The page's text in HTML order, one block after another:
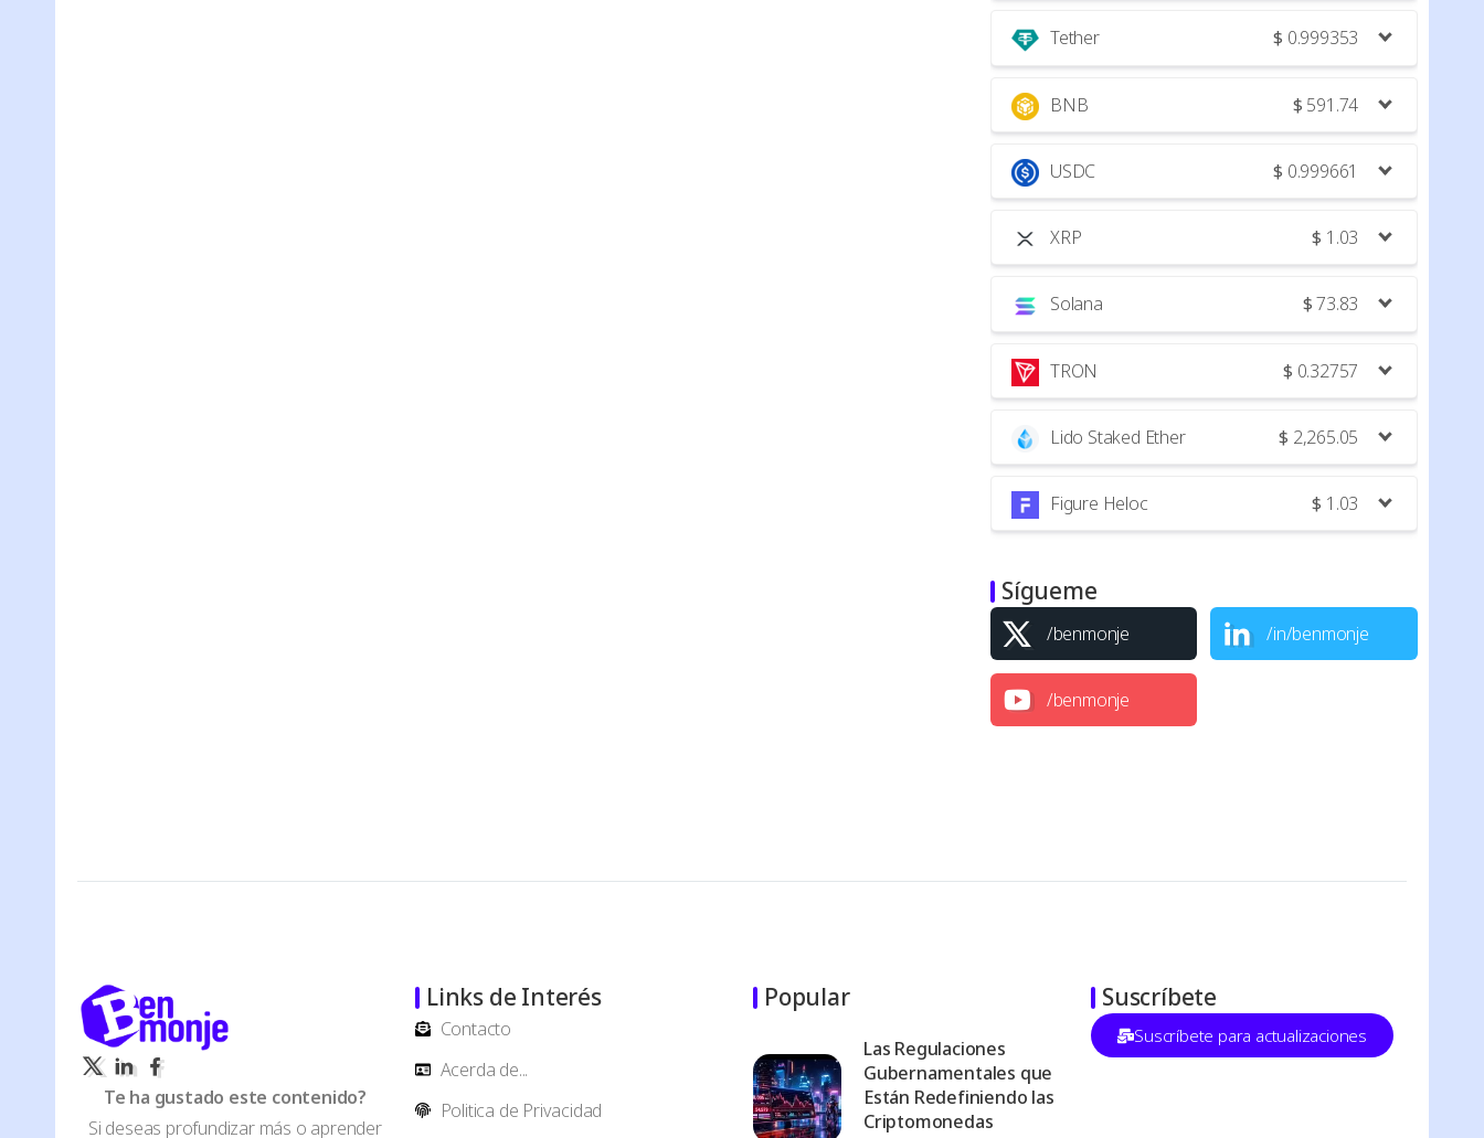
Tether $ 0.999353
BNB $ 591.74
USDC $ 0.999661
XRP $ 1.03
Solana $73.83
TRON $ 0.32757
Lido Staked Ether $ 2,265.05
Figure Heloc $ 1.03
Sígueme
/benmonje /in/benmonje
/benmonje
Te ha gustado este contenido?
Si deseas profundizar más o aprender
Links de Interés
Contacto
Acerda de...
Politica de Privacidad
Popular
Las Regulaciones
Gubernamentales que
Están Redefiniendo las
Criptomonedas
Suscríbete
Suscríbete para actualizaciones